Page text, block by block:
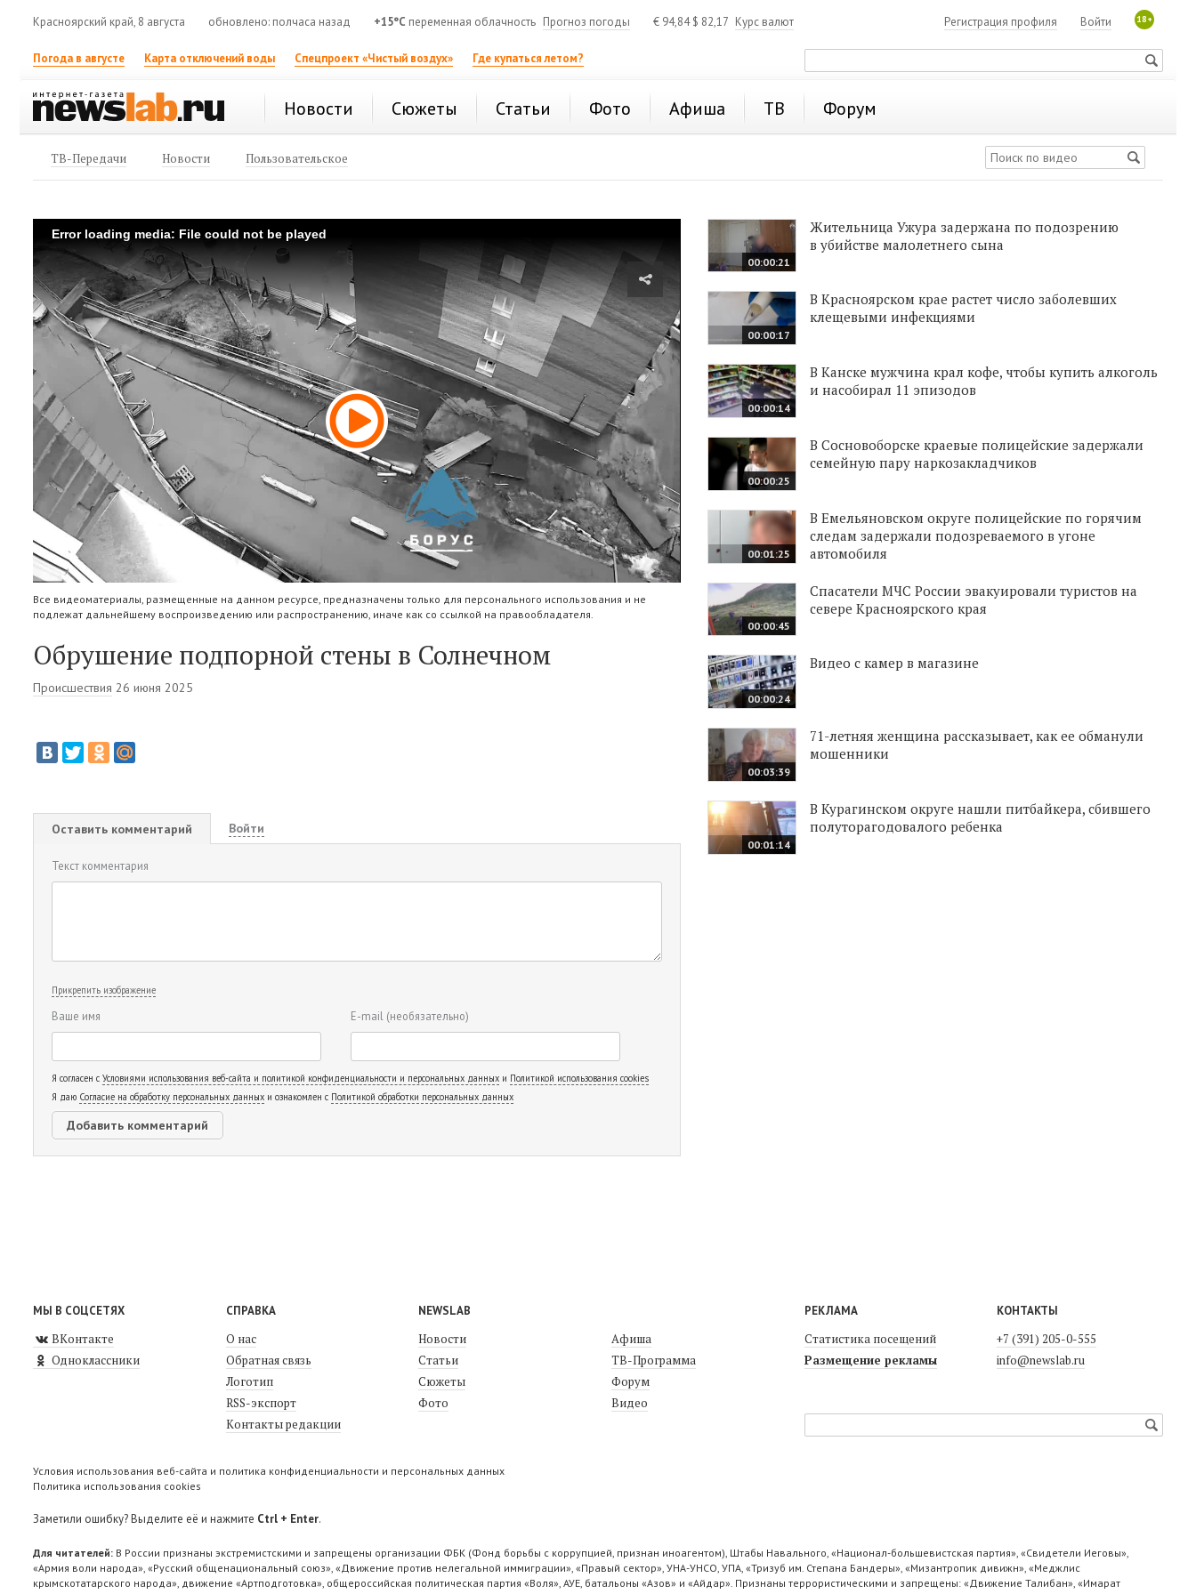
Красноярский край, 8 августа обновлено: полчаса назад +15°C переменная облачность Прогноз погоды € 94,84$ 82,17 Курс валют 18+
Войти
Регистрация профиля
Погода в августе Карта отключений воды Спецпроект «Чистый воздух» Где купаться летом?
Новости Сюжеты Статьи Фото Афиша ТВ Форум
ТВ-Передачи Новости Пользовательское
Error loading media: File could not be played
Все видеоматериалы, размещенные на данном ресурсе, предназначены только для персонального использования и не
подлежат дальнейшему воспроизведению или распространению, иначе как со ссылкой на правообладателя.
Обрушение подпорной стены в Солнечном
Происшествия 26 июня 2025
Оставить комментарий Войти
Текст комментария
Прикрепить изображение
Ваше имя E-mail (необязательно)
Я согласен с Условиями использования веб-сайта и политикой конфиденциальности и персональных данных и Политикой использования cookies
Я даю Согласие на обработку персональных данных и ознакомлен с Политикой обработки персональных данных
00:00:21
Жительница Ужура задержана по подозрению
в убийстве малолетнего сына
00:00:17
В Красноярском крае растет число заболевших
клещевыми инфекциями
00:00:14
В Канске мужчина крал кофе, чтобы купить алкоголь
и насобирал 11 эпизодов
00:00:25
В Сосновоборске краевые полицейские задержали
семейную пару наркозакладчиков
00:01:25
В Емельяновском округе полицейские по горячим
следам задержали подозреваемого в угоне
автомобиля
00:00:45
Спасатели МЧС России эвакуировали туристов на
севере Красноярского края
00:00:24
Видео с камер в магазине
00:03:39
71-летняя женщина рассказывает, как ее обманули
мошенники
00:01:14
В Курагинском округе нашли питбайкера, сбившего
полуторагодовалого ребенка
МЫ В СОЦСЕТЯХ
ВКонтакте
Одноклассники
СПРАВКА
О нас
Обратная связь
Логотип
RSS-экспорт
Контакты редакции
NEWSLAB
Новости
Статьи
Сюжеты
Фото
Афиша
ТВ-Программа
Форум
Видео
РЕКЛАМА
Статистика посещений
Размещение рекламы
КОНТАКТЫ
+7 (391) 205-0-555
info@newslab.ru
Условия использования веб-сайта и политика конфиденциальности и персональных данных
Политика использования cookies
Заметили ошибку? Выделите её и нажмите Ctrl + Enter.
Для читателей: В России признаны экстремистскими и запрещены организации ФБК (Фонд борьбы с коррупцией, признан иноагентом), Штабы Навального, «Национал-большевистская партия», «Свидетели Иеговы»,
«Армия воли народа», «Русский общенациональный союз», «Движение против нелегальной иммиграции», «Правый сектор», УНА-УНСО, УПА, «Тризуб им. Степана Бандеры», «Мизантропик дивижн», «Меджлис
крымскотатарского народа», движение «Артподготовка», общероссийская политическая партия «Воля», АУЕ, батальоны «Азов» и «Айдар». Признаны террористическими и запрещены: «Движение Талибан», «Имарат